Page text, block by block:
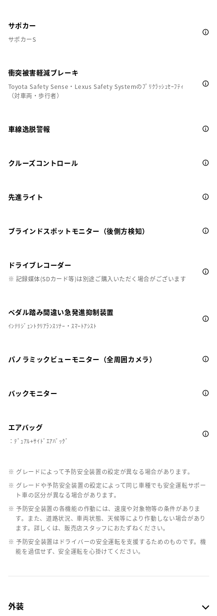
サポカー
サポカーS
衝突被害軽減ブレーキ
Toyota Safety Sense・Lexus Safety Systemのﾌﾟﾘｸﾗｯｼｭｾｰﾌﾃｨ
（対車両・歩行者）
車線逸脱警報
クルーズコントロール
先進ライト
ブラインドスポットモニター（後側方検知）
ドライブレコーダー
※ 記録媒体(SDカード等)は別途ご購入いただく場合がございます
ペダル踏み間違い急発進抑制装置
ｲﾝﾃﾘｼﾞｪﾝﾄｸﾘｱﾗﾝｽｿﾅｰ・ｽﾏｰﾄｱｼｽﾄ
パノラミックビューモニター（全周囲カメラ）
バックモニター
エアバッグ
：ﾃﾞｭｱﾙ+ｻｲﾄﾞｴｱﾊﾞｯｸﾞ
※ グレードによって予防安全装置の設定が異なる場合があります。
※ グレードや予防安全装置の設定によって同じ車種でも安全運転サポー
ト車の区分が異なる場合があります。
※ 予防安全装置の各機能の作動には、速度や対象物等の条件がありま
す。また、道路状況、車両状態、天候等により作動しない場合があり
ます。詳しくは、販売店スタッフにおたずねください。
※ 予防安全装置はドライバーの安全運転を支援するためのものです。機
能を過信せず、安全運転を心掛けてください。
外装